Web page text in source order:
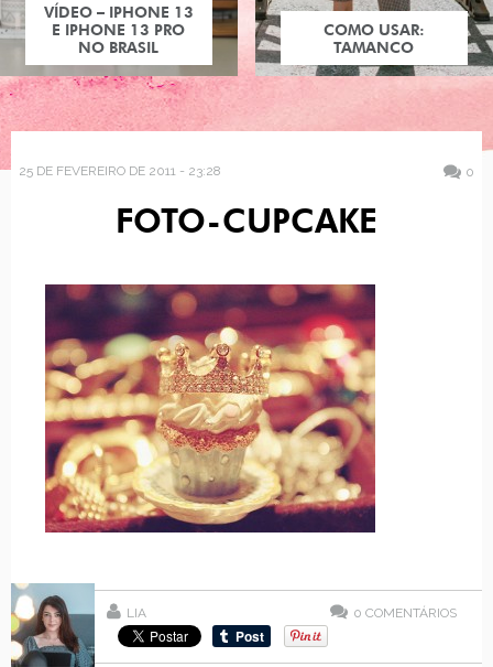
VÍDEO – IPHONE 13
E IPHONE 13 PRO
NO BRASIL
COMO USAR:
TAMANCO
25 DE FEVEREIRO DE 2011 - 23:28 0
FOTO-CUPCAKE
LIA 0 COMENTÁRIOS